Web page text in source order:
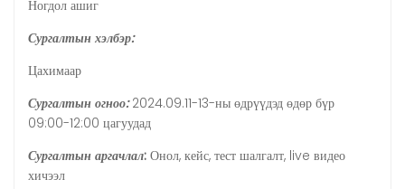
Ногдол ашиг
Сургалтын хэлбэр:
Цахимаар
Сургалтын огноо: 2024.09.11-13-ны өдрүүдэд өдөр бүр
09:00-12:00 цагуудад
Сургалтын аргачлал: Онол, кейс, тест шалгалт, live видео
хичээл